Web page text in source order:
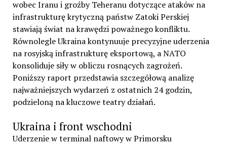
wobec Iranu i groźby Teheranu dotyczące ataków na
infrastrukturę krytyczną państw Zatoki Perskiej
stawiają świat na krawędzi poważnego konfliktu.
Równolegle Ukraina kontynuuje precyzyjne uderzenia
na rosyjską infrastrukturę eksportową, a NATO
konsoliduje siły w obliczu rosnących zagrożeń.
Poniższy raport przedstawia szczegółową analizę
najważniejszych wydarzeń z ostatnich 24 godzin,
podzieloną na kluczowe teatry działań.
Ukraina i front wschodni
Uderzenie w terminal naftowy w Primorsku